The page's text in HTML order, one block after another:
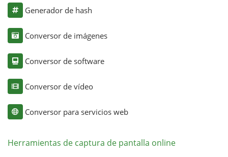
Generador de hash
Conversor de imágenes
Conversor de software
Conversor de vídeo
Conversor para servicios web
Herramientas de captura de pantalla online